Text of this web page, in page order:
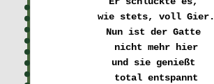
wie stets, voll Gier.
Nun ist der Gatte
nicht mehr hier
und sie genießt
total entspannt